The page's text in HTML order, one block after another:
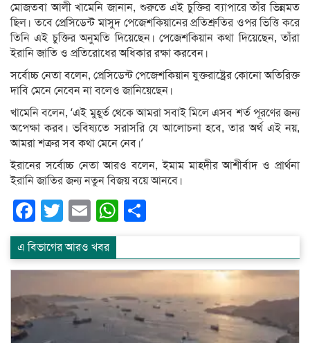
মোজতবা আলী খামেনি জানান, শুরুতে এই চুক্তির ব্যাপারে তাঁর ভিন্নমত
ছিল। তবে প্রেসিডেন্ট মাসুদ পেজেশকিয়ানের প্রতিশ্রুতির ওপর ভিত্তি করে
তিনি এই চুক্তির অনুমতি দিয়েছেন। পেজেশকিয়ান কথা দিয়েছেন, তাঁরা
ইরানি জাতি ও প্রতিরোধের অধিকার রক্ষা করবেন।
সর্বোচ্চ নেতা বলেন, প্রেসিডেন্ট পেজেশকিয়ান যুক্তরাষ্ট্রের কোনো অতিরিক্ত
দাবি মেনে নেবেন না বলেও জানিয়েছেন।
খামেনি বলেন, ‘এই মুহূর্ত থেকে আমরা সবাই মিলে এসব শর্ত পূরণের জন্য
অপেক্ষা করব। ভবিষ্যতে সরাসরি যে আলোচনা হবে, তার অর্থ এই নয়,
আমরা শত্রুর সব কথা মেনে নেব।’
ইরানের সর্বোচ্চ নেতা আরও বলেন, ইমাম মাহদীর আশীর্বাদ ও প্রার্থনা
ইরানি জাতির জন্য নতুন বিজয় বয়ে আনবে।
Facebook
Twitter
EmailWhatsApp
এ বিভাগের আরও খবর